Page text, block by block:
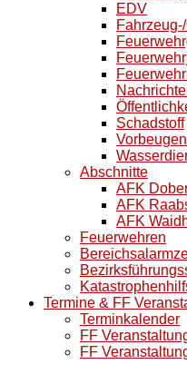
EDV
Schadstoff
Abschnitte
AFK
AFK
AFK
Feuerwehren
Termine & FF
Terminkalender
FF
FF